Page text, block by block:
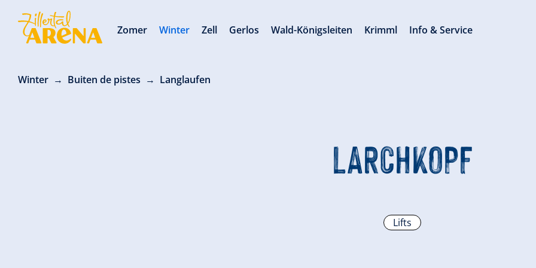
Winter Buiten de pistes Langlaufen
LARCHKOPF
Lifts
Zomer Winter Zell Gerlos Wald-Königsleiten Krimml Info & Service